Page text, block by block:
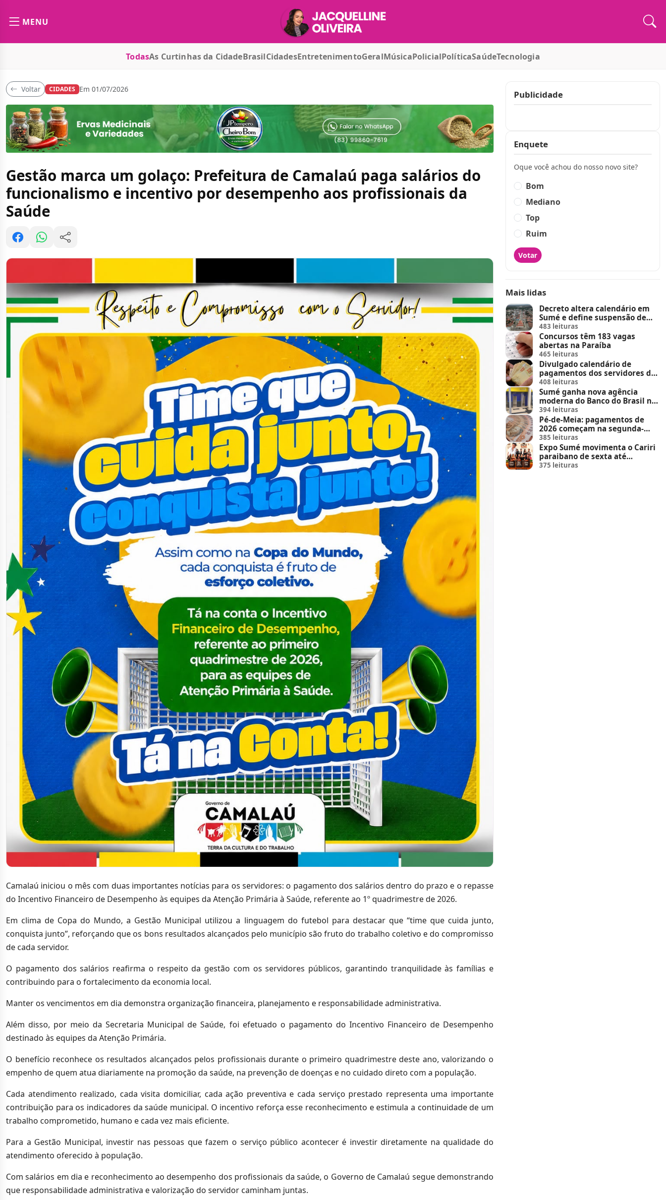
MENU
TodasAs Curtinhas da CidadeBrasilCidadesEntretenimentoGeralMúsicaPolicialPolíticaSaúdeTecnologia
Voltar CIDADES Em 01/07/2026
Gestão marca um golaço: Prefeitura de Camalaú paga salários do
funcionalismo e incentivo por desempenho aos profissionais da
Saúde
Camalaú iniciou o mês com duas importantes notícias para os servidores: o pagamento dos salários dentro do prazo e o repasse
do Incentivo Financeiro de Desempenho às equipes da Atenção Primária à Saúde, referente ao 1º quadrimestre de 2026.
Em clima de Copa do Mundo, a Gestão Municipal utilizou a linguagem do futebol para destacar que “time que cuida junto,
conquista junto”, reforçando que os bons resultados alcançados pelo município são fruto do trabalho coletivo e do compromisso
de cada servidor.
O pagamento dos salários reafirma o respeito da gestão com os servidores públicos, garantindo tranquilidade às famílias e
contribuindo para o fortalecimento da economia local.
Manter os vencimentos em dia demonstra organização financeira, planejamento e responsabilidade administrativa.
Além disso, por meio da Secretaria Municipal de Saúde, foi efetuado o pagamento do Incentivo Financeiro de Desempenho
destinado às equipes da Atenção Primária.
O benefício reconhece os resultados alcançados pelos profissionais durante o primeiro quadrimestre deste ano, valorizando o
empenho de quem atua diariamente na promoção da saúde, na prevenção de doenças e no cuidado direto com a população.
Cada atendimento realizado, cada visita domiciliar, cada ação preventiva e cada serviço prestado representa uma importante
contribuição para os indicadores da saúde municipal. O incentivo reforça esse reconhecimento e estimula a continuidade de um
trabalho comprometido, humano e cada vez mais eficiente.
Para a Gestão Municipal, investir nas pessoas que fazem o serviço público acontecer é investir diretamente na qualidade do
atendimento oferecido à população.
Com salários em dia e reconhecimento ao desempenho dos profissionais da saúde, o Governo de Camalaú segue demonstrando
que responsabilidade administrativa e valorização do servidor caminham juntas.
Publicidade
Enquete
Oque você achou do nosso novo site?
Bom
Mediano
Top
Ruim
Votar
Mais lidas
Decreto altera calendário em
Sumé e define suspensão de
feira de animais e feriados
483 leituras
Concursos têm 183 vagas
abertas na Paraíba
465 leituras
Divulgado calendário de
pagamentos dos servidores do
Estado
408 leituras
Sumé ganha nova agência
moderna do Banco do Brasil no
Sumé Shopping
394 leituras
Pé-de-Meia: pagamentos de
2026 começam na segunda-
feira (23)
385 leituras
Expo Sumé movimenta o Cariri
paraibano de sexta até
domingo
375 leituras